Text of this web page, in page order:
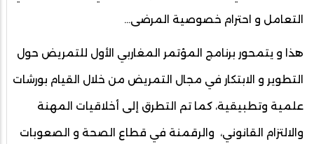
التعامل و احترام خصوصية المرضى...
هذا و يتمحور برنامج المؤتمر المغاربي الأول للتمريض حول
التطوير و الابتكار في مجال التمريض من خلال القيام بورشات
علمية وتطبيقية، كما تم التطرق إلى أخلاقيات المهنة
والالتزام القانوني، والرقمنة في قطاع الصحة و الصعوبات